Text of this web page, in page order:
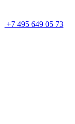
+7 495 649 05 73